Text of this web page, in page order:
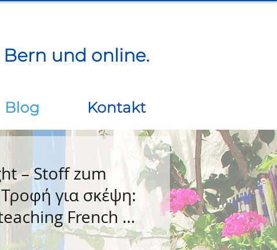
und online.​
Blog Kontakt
– Stoff zum
για σκέψη:
French in